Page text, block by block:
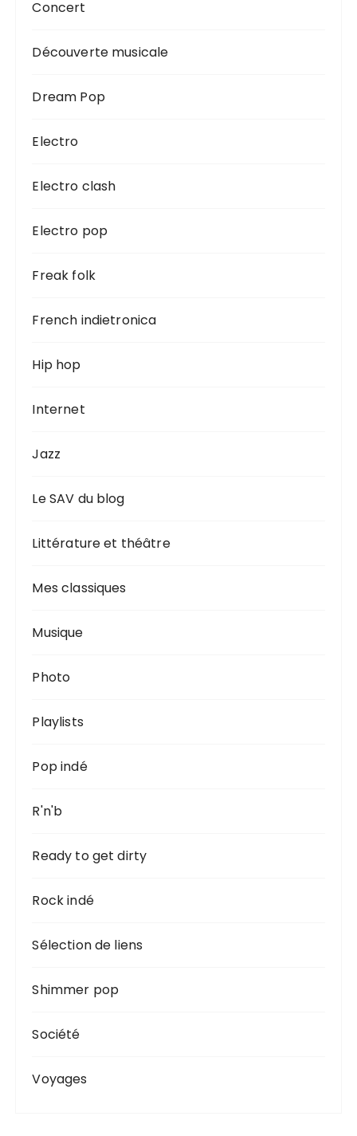
Concert
Découverte musicale
Dream Pop
Electro
Electro clash
Electro pop
Freak folk
French indietronica
Hip hop
Internet
Jazz
Le SAV du blog
Littérature et théâtre
Mes classiques
Musique
Photo
Playlists
Pop indé
R'n'b
Ready to get dirty
Rock indé
Sélection de liens
Shimmer pop
Société
Voyages